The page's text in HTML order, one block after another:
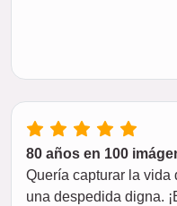
80 años en 100
Quería capturar la vida
una despedida digna.